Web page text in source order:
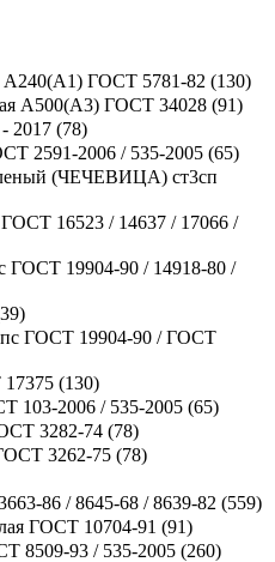
А240(А1) ГОСТ 5781-82 (130)
А500(А3) ГОСТ 34028 (91)
2017 (78)
2591-2006 / 535-2005 (65)
(ЧЕЧЕВИЦА) ст3сп
16523 / 14637 / 17066 /
ГОСТ 19904-90 / 14918-80 /
39)
ГОСТ 19904-90 / ГОСТ
(130)
103-2006 / 535-2005 (65)
3282-74 (78)
3262-75 (78)
86 / 8645-68 / 8639-82 (559)
ГОСТ 10704-91 (91)
8509-93 / 535-2005 (260)